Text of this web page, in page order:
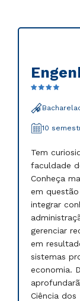
10
Tem
faculdade
Conheça
em
integrar
gerenciar
em
sistemas
economia.
Ciência dos